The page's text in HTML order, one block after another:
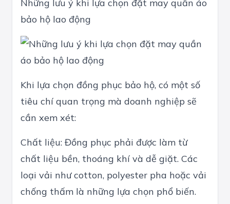
Những lưu ý khi lựa chọn đặt may quần áo
bảo hộ lao động
Khi lựa chọn đồng phục bảo hộ, có một số
tiêu chí quan trọng mà doanh nghiệp sẽ
cần xem xét:
Chất liệu: Đồng phục phải được làm từ
chất liệu bền, thoáng khí và dễ giặt. Các
loại vải như cotton, polyester pha hoặc vải
chống thấm là những lựa chọn phổ biến.